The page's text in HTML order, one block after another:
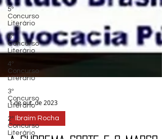
5º
Concurso
Literário
6º
Concurso
Literário
4º
Concurso
Literário
3º
Concurso
Literário
2º
Concurso
Literário